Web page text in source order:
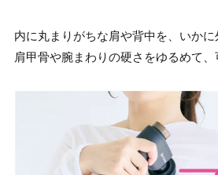
内に丸まりがちな肩や背中を、いかに
肩甲骨や腕まわりの硬さをゆるめて、